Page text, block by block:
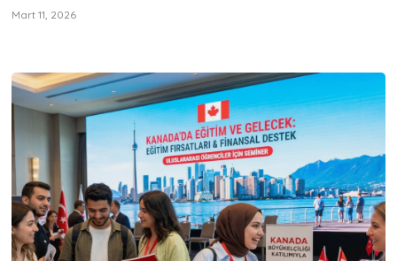
Mart 11, 2026